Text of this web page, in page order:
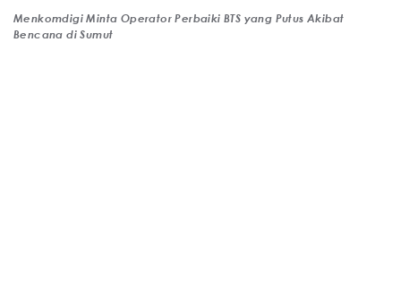
Menkomdigi Minta Operator Perbaiki BTS yang Putus Akibat
Bencana di Sumut